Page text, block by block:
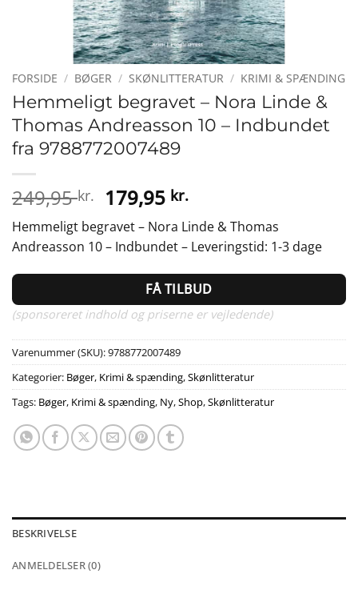
FORSIDE / BØGER / SKØNLITTERATUR / KRIMI & SPÆNDING
Hemmeligt begravet – Nora Linde &
Thomas Andreasson 10 – Indbundet
fra 9788772007489
249,95kr. Den
oprindelige
pris
var:
249,95 kr..
179,95 kr.Den
aktuelle
pris
er:
179,95 kr..
Hemmeligt begravet – Nora Linde & Thomas
Andreasson 10 – Indbundet – Leveringstid: 1-3 dage
FÅ TILBUD
(sponsoreret indhold og priserne er vejledende)
Varenummer (SKU):9788772007489
Kategorier: Bøger, Krimi & spænding,Skønlitteratur
Tags: Bøger, Krimi & spænding, Ny,Shop,Skønlitteratur
BESKRIVELSE
ANMELDELSER (0)